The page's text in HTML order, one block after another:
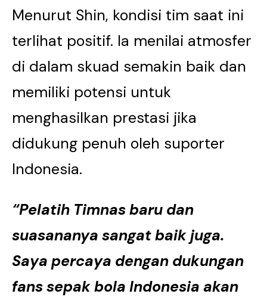
Menurut Shin, kondisi tim saat ini
terlihat positif. Ia menilai atmosfer
di dalam skuad semakin baik dan
memiliki potensi untuk
menghasilkan prestasi jika
didukung penuh oleh suporter
Indonesia.
“Pelatih Timnas baru dan
suasananya sangat baik juga.
Saya percaya dengan dukungan
fans sepak bola Indonesia akan